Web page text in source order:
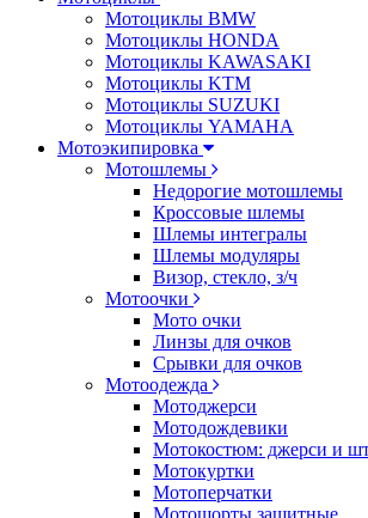
Мотоциклы BMW
Мотоциклы HONDA
Мотоциклы KAWASAKI
Мотоциклы KTM
Мотоциклы SUZUKI
Мотоциклы YAMAHA
Мотоэкипировка
Мотошлемы
Недорогие мотошлемы
Кроссовые шлемы
Шлемы интегралы
Шлемы модуляры
Визор, стекло, з/ч
Мотоочки
Мото очки
Линзы для очков
Срывки для очков
Мотоодежда
Мотоджерси
Мотодождевики
Мотокостюм: джерси и
Мотокуртки
Мотоперчатки
Мотошорты защитные